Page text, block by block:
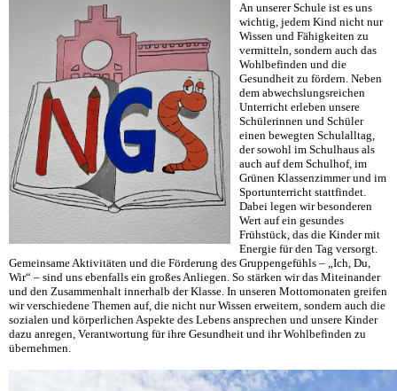
An unserer Schule ist es uns
wichtig, jedem Kind nicht nur
Wissen und Fähigkeiten zu
vermitteln, sondern auch das
Wohlbefinden und die
Gesundheit zu fördern. Neben
dem abwechslungsreichen
Unterricht erleben unsere
Schülerinnen und Schüler
einen bewegten Schulalltag,
der sowohl im Schulhaus als
auch auf dem Schulhof, im
Grünen Klassenzimmer und im
Sportunterricht stattfindet.
Dabei legen wir besonderen
Wert auf ein gesundes
Frühstück, das die Kinder mit
Energie für den Tag versorgt.
Gemeinsame Aktivitäten und die Förderung des Gruppengefühls – „Ich, Du,
Wir“ – sind uns ebenfalls ein großes Anliegen. So stärken wir das Miteinander
und den Zusammenhalt innerhalb der Klasse. In unseren Mottomonaten greifen
wir verschiedene Themen auf, die nicht nur Wissen erweitern, sondern auch die
sozialen und körperlichen Aspekte des Lebens ansprechen und unsere Kinder
dazu anregen, Verantwortung für ihre Gesundheit und ihr Wohlbefinden zu
übernehmen.